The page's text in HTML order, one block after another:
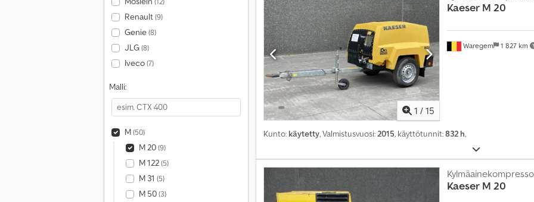
Renault(9)
Genie(8)
JLG(8)
Iveco(7)
Malli:
M(50)
M 20(9)
M 122(5)
M 31 (5)
M 50(3)
1 / 15
Waregem 1 827 km
Kaeser M 20
Kunto: käytetty, Valmistusvuosi:2015, käyttötunnit:832 h,
Kaeser M 20
i
n
n
l
e
k
u
u